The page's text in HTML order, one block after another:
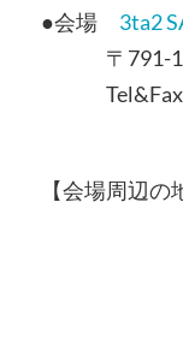
●会場 3ta2
〒791-
Tel&Fax
【会場周辺の